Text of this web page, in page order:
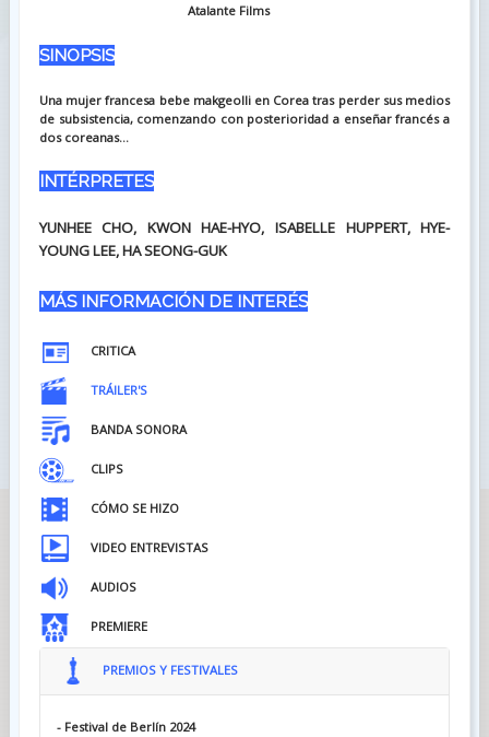
Atalante Films
SINOPSIS
Una mujer francesa bebe makgeolli en Corea tras perder sus medios
de subsistencia, comenzando con posterioridad a enseñar francés a
dos coreanas...
INTÉRPRETES
YUNHEE CHO, KWON HAE-HYO, ISABELLE HUPPERT, HYE-
YOUNG LEE, HA SEONG-GUK
MÁS INFORMACIÓN DE INTERÉS
CRITICA
TRÁILER'S
BANDA SONORA
CLIPS
CÓMO SE HIZO
VIDEO ENTREVISTAS
AUDIOS
PREMIERE
PREMIOS Y FESTIVALES
- Festival de Berlín 2024